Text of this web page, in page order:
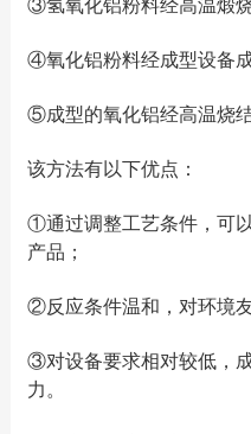
③氢氧化铝粉料经高温煅
④氧化铝粉料经成型设备成
⑤成型的氧化铝经高温烧
该方法有以下优点：
①通过调整工艺条件，可
产品；
②反应条件温和，对环境
③对设备要求相对较低，
力。